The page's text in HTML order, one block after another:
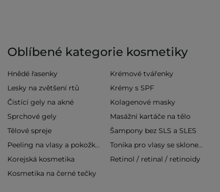
Oblíbené kategorie kosmetiky
Hnědé řasenky
Krémové tvářenky
Lesky na zvětšení rtů
Krémy s SPF
Čistící gely na akné
Kolagenové masky
Sprchové gely
Masážní kartáče na tělo
Tělové spreje
Šampony bez SLS a SLES
Peeling na vlasy a pokožku hlavy Tonika pro vlasy se sklonem k vypadávání
Korejská kosmetika
Retinol / retinal / retinoidy
Kosmetika na černé tečky